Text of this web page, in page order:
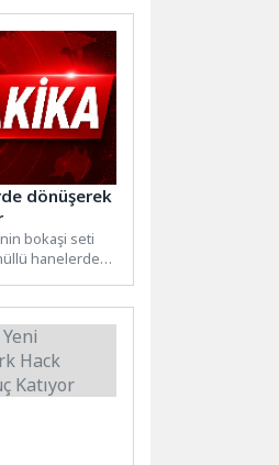
dönüşerek
bokaşi seti
hanelerde